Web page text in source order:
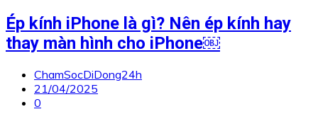
Ép kính iPhone là gì? Nên ép kính hay
thay màn hình cho iPhone￼
ChamSocDiDong24h
21/04/2025
0